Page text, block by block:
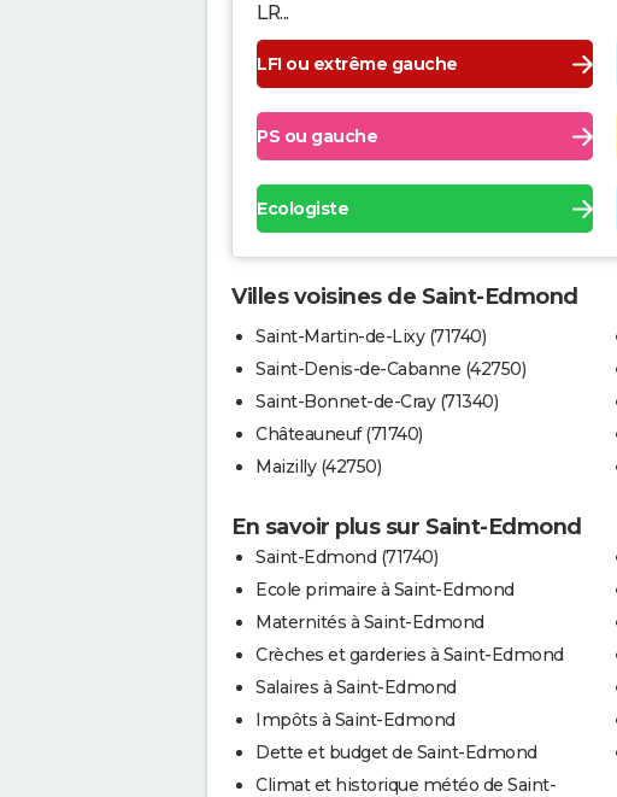
LR...
LFI ou extrême gauche
PS ou gauche
Ecologiste
Villes voisines de Saint-Edmond
Saint-Martin-de-Lixy (71740)
Saint-Denis-de-Cabanne (42750)
Saint-Bonnet-de-Cray (71340)
Châteauneuf (71740)
Maizilly (42750)
En savoir plus sur Saint-Edmond
Saint-Edmond (71740)
Ecole primaire à Saint-Edmond
Maternités à Saint-Edmond
Crèches et garderies à Saint-Edmond
Salaires à Saint-Edmond
Impôts à Saint-Edmond
Dette et budget de Saint-Edmond
Climat et historique météo de Saint-